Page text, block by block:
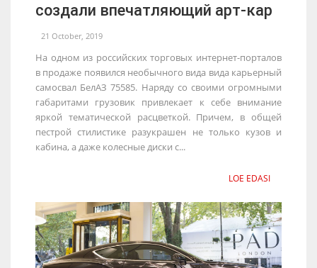
создали впечатляющий арт-кар
21 October, 2019
На одном из российских торговых интернет-порталов
в продаже появился необычного вида вида карьерный
самосвал БелАЗ 75585. Наряду со своими огромными
габаритами грузовик привлекает к себе внимание
яркой тематической расцветкой. Причем, в общей
пестрой стилистике разукрашен не только кузов и
кабина, а даже колесные диски с...
LOE EDASI